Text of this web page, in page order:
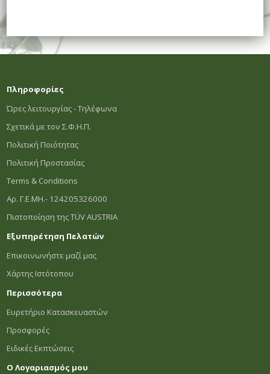
Πληροφορίες
Ώρες λειτουργίας - Τηλέφωνα
Σχετικά με τον Σ.Φ.Η.Π.
Πολιτική Ποιότητας
Πολιτική Προστασίας
Terms & Conditions
Αρ. Γ.Ε.ΜΗ.- 124205326000
Πιστοποίηση της TÜV AUSTRIA
Εξυπηρέτηση Πελατών
Επικοινωνήστε μαζί μας
Χάρτης Ιστότοπου
Περισσότερα
Ευρετήριο Κατασκευαστών
Προσφορές
Ειδικές Εκπτώσεις
Ο Λογαριασμός μου